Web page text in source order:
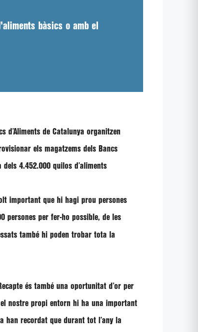
bàsics o amb el
d’Aliments de Catalunya organitzen
els magatzems dels Bancs
4.452.000 quilos d’aliments
important que hi hagi prou persones
persones per fer-ho possible, de les
també hi poden trobar tota la
és també una oportunitat d’or per
nostre propi entorn hi ha una important
han recordat que durant tot l’any la